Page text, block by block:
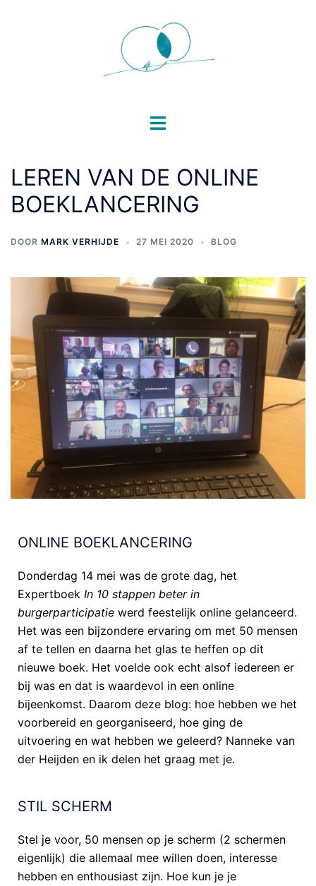
LEREN VAN DE ONLINE
BOEKLANCERING
DOOR MARK VERHIJDE 27 MEI 2020 BLOG
ONLINE BOEKLANCERING
Donderdag 14 mei was de grote dag, het
Expertboek In 10 stappen beter in
burgerparticipatie werd feestelijk online gelanceerd.
Het was een bijzondere ervaring om met 50 mensen
af te tellen en daarna het glas te heffen op dit
nieuwe boek. Het voelde ook echt alsof iedereen er
bij was en dat is waardevol in een online
bijeenkomst. Daarom deze blog: hoe hebben we het
voorbereid en georganiseerd, hoe ging de
uitvoering en wat hebben we geleerd? Nanneke van
der Heijden en ik delen het graag met je.
STIL SCHERM
Stel je voor, 50 mensen op je scherm (2 schermen
eigenlijk) die allemaal mee willen doen, interesse
hebben en enthousiast zijn. Hoe kun je je